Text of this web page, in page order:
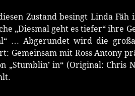
Zustand besingt Linda
„Diesmal geht es tiefer“ ihre
… Abgerundet wird die
Gemeinsam mit Ross Antony
„Stumblin’ in“ (Original: